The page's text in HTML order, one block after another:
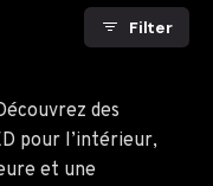
Filter
des
pour l’intérieur,
et une